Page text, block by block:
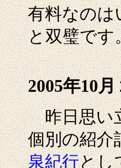
有料なのは
と双璧です
2005年10
昨日思い
個別の紹介
泉紀行とし